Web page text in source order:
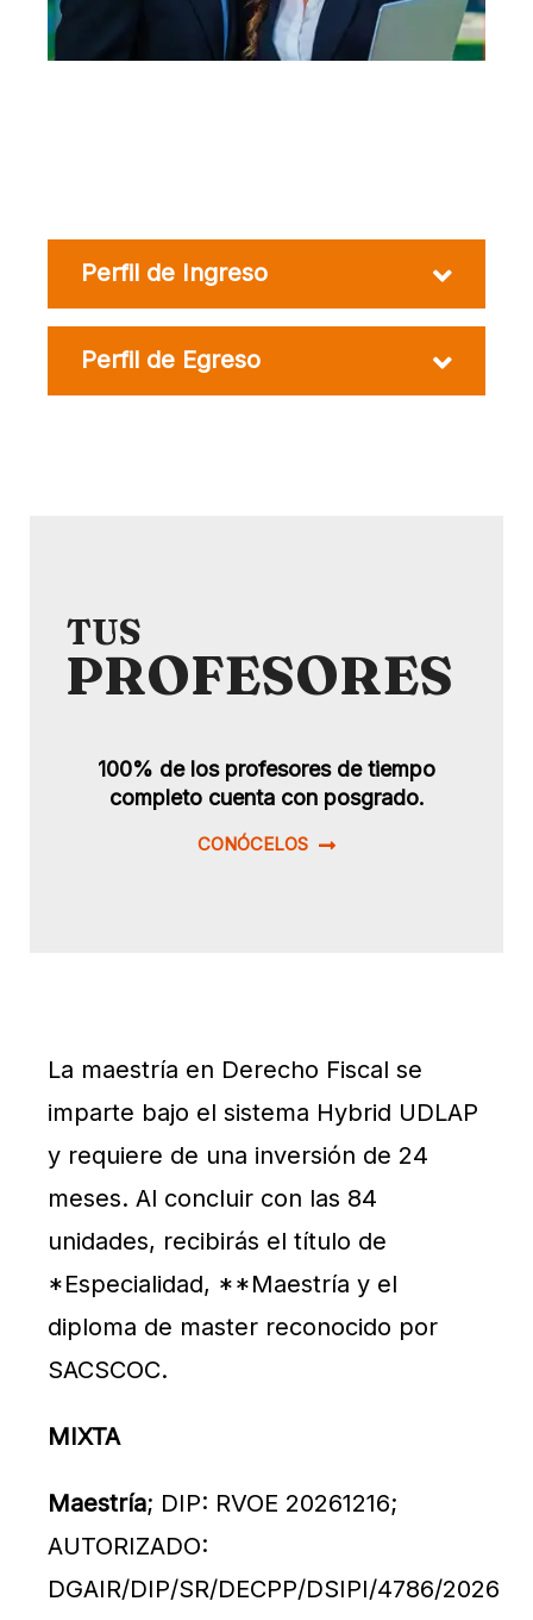
Perfil de Ingreso
Perfil de Egreso
TUS
PROFESORES
100% de los profesores de tiempo
completo cuenta con posgrado.
CONÓCELOS
La maestría en Derecho Fiscal se
imparte bajo el sistema Hybrid UDLAP
y requiere de una inversión de 24
meses. Al concluir con las 84
unidades, recibirás el título de
*Especialidad, **Maestría y el
diploma de master reconocido por
SACSCOC.
MIXTA
Maestría; DIP: RVOE 20261216;
AUTORIZADO:
DGAIR/DIP/SR/DECPP/DSIPI/4786/2026